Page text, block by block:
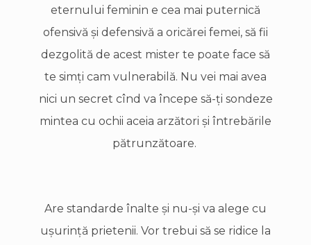
eternului feminin e cea mai puternică
ofensivă şi defensivă a oricărei femei, să fii
dezgolită de acest mister te poate face să
te simţi cam vulnerabilă. Nu vei mai avea
nici un secret cînd va începe să-ţi sondeze
mintea cu ochii aceia arzători şi întrebările
pătrunzătoare.
Are standarde înalte şi nu-şi va alege cu
uşurinţă prietenii. Vor trebui să se ridice la